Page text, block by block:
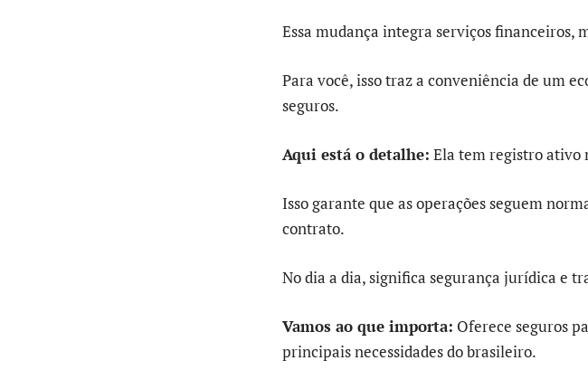
Essa mudança integra serviços financeiros,
Para você, isso traz a conveniência de um
seguros.
Aqui está o detalhe: Ela tem registro ativo
Isso garante que as operações seguem
contrato.
No dia a dia, significa segurança jurídica e
Vamos ao que importa: Oferece seguros
principais necessidades do brasileiro.